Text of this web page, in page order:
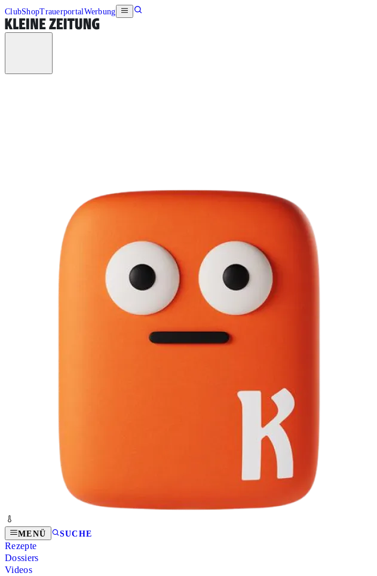
ClubShopTrauerportalWerbung
MENÜ SUCHE
Rezepte
Dossiers
Videos